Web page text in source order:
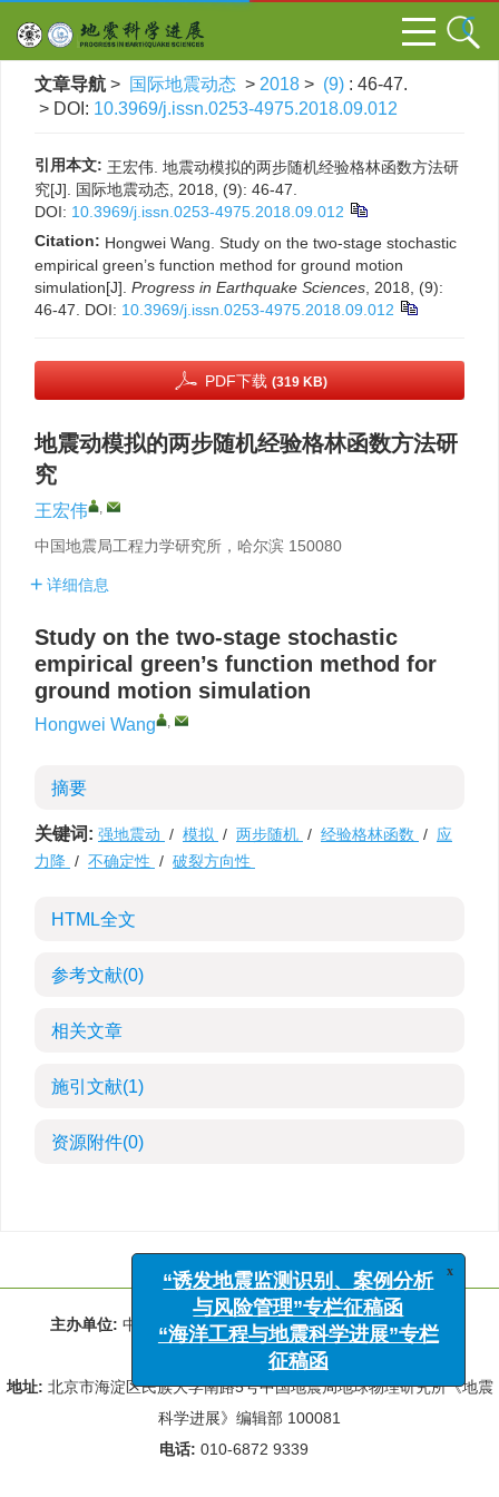
文章导航 > 国际地震动态 > 2018 > (9) : 46-47.
> DOI: 10.3969/j.issn.0253-4975.2018.09.012
引用本文: 王宏伟. 地震动模拟的两步随机经验格林函数方法研
究[J]. 国际地震动态, 2018, (9): 46-47.
DOI: 10.3969/j.issn.0253-4975.2018.09.012
Citation: Hongwei Wang. Study on the two-stage stochastic
empirical green’s function method for ground motion
simulation[J]. Progress in Earthquake Sciences , 2018, (9):
46-47. DOI: 10.3969/j.issn.0253-4975.2018.09.012
PDF下载 (319 KB)
地震动模拟的两步随机经验格林函数方法研
究
王宏伟 ,
中国地震局工程力学研究所，哈尔滨 150080
详细信息
Study on the two-stage stochastic
empirical green’s function method for
ground motion simulation
Hongwei Wang ,
摘要
关键词: 强地震动 / 模拟 / 两步随机 / 经验格林函数 / 应
力降 / 不确定性 / 破裂方向性
HTML全文
参考文献(0)
相关文章
施引文献(1)
资源附件(0)
主办单位: 中国地震学会 中国地震局地球物理研究所
中国科学技术协会
地址: 北京市海淀区民族大学南路5号中国地震局地球物理研究所《地震
科学进展》编辑部 100081
电话: 010-6872 9339
“诱发地震监测识别、案例分析
与风险管理”专栏征稿函
“海洋工程与地震科学进展”专栏
征稿函